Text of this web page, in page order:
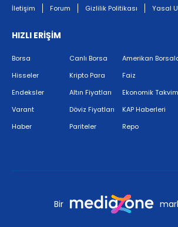
İletişim Forum Gizlilik Politikası Yasal
HIZLI ERİŞİM
Borsa
Hisseler
Endeksler
Varant
Haber
Canlı Borsa
Kripto Para
Altın Fiyatları
Döviz Fiyatları
Pariteler
Amerikan
Faiz
Ekonomik Takvim
KAP Haberleri
Repo
Bir